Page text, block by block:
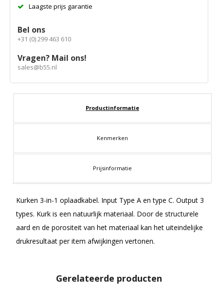
Laagste prijs garantie
Bel ons
+31 (0) 299 463 610
Vragen? Mail ons!
sales@b55.nl
Productinformatie
Kenmerken
Prijsinformatie
Kurken 3-in-1 oplaadkabel. Input Type A en type C. Output 3
types. Kurk is een natuurlijk materiaal. Door de structurele
aard en de porositeit van het materiaal kan het uiteindelijke
drukresultaat per item afwijkingen vertonen.
Gerelateerde producten